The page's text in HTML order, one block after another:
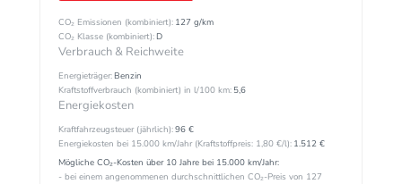
CO₂ Emissionen (kombiniert): 127 g/km
CO₂ Klasse (kombiniert):D
Verbrauch & Reichweite
Energieträger:Benzin
Kraftstoffverbrauch (kombiniert) in l/100 km: 5,6
Energiekosten
Kraftfahrzeugsteuer (jährlich):96 €
Energiekosten bei 15.000 km/Jahr (Kraftstoffpreis: 1,80€/l): 1.512 €
Mögliche CO₂-Kosten über 10 Jahre bei 15.000 km/Jahr:
- bei einem angenommenen durchschnittlichen CO₂-Preis von 127